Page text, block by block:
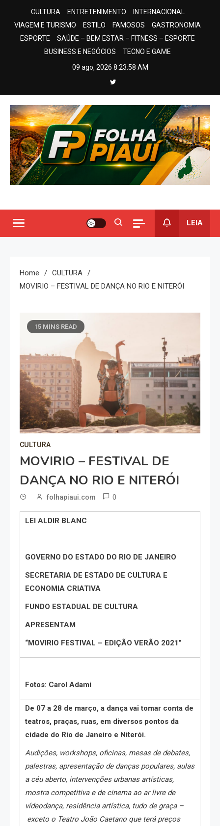
CULTURA ENTRETENIMENTO
INTERNACIONAL
VIAGEM E TURISMO
ESTILO FAMOSOS
GASTRONOMIA
ESPORTE
SAÚDE – BEM ESTAR – FITNESS – ESPORTE
BUSINESS E NEGÓCIOS
TECNO E GAME
09 ago, 2026 8:23:59 AM
LEIA
Home
CULTURA
MOVIRIO – FESTIVAL DE DANÇA NO RIO E NITERÓI
15 MINS READ
CULTURA
MOVIRIO – FESTIVAL DE
DANÇA NO RIO E NITERÓI
folhapiaui.com 0
LEI ALDIR BLANC
GOVERNO DO ESTADO DO RIO DE JANEIRO
SECRETARIA DE ESTADO DE CULTURA E
ECONOMIA CRIATIVA
FUNDO ESTADUAL DE CULTURA
APRESENTAM
“MOVIRIO FESTIVAL – EDIÇÃO VERÃO 2021”
Fotos: Carol Adami
De 07 a 28 de março, a dança vai tomar conta de
teatros, praças, ruas, em diversos pontos da
cidade do Rio de Janeiro e Niterói.
Audições, workshops, oficinas, mesas de debates,
palestras, apresentação de danças populares, aulas
a céu aberto, intervenções urbanas artísticas,
mostra competitiva e de cinema ao ar livre de
vídeodança, residência artística, tudo de graça –
exceto o Teatro João Caetano que terá preços